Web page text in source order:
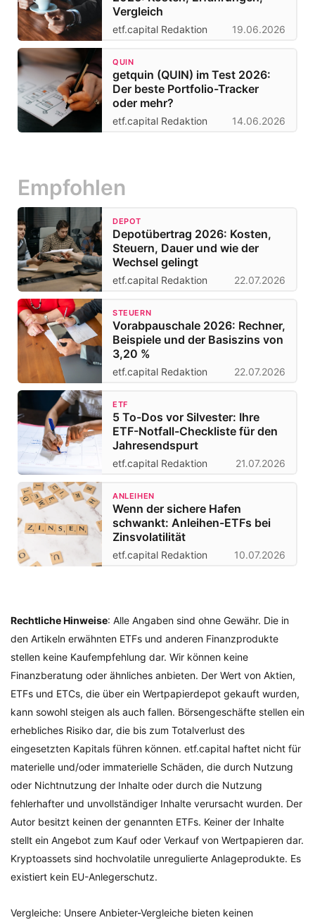
Vergleich
etf.capital Redaktion 19.06.2026
QUIN
getquin (QUIN) im Test 2026:
Der beste Portfolio-Tracker
oder mehr?
etf.capital Redaktion 14.06.2026
Empfohlen
DEPOT
Depotübertrag 2026: Kosten,
Steuern, Dauer und wie der
Wechsel gelingt
etf.capital Redaktion 22.07.2026
STEUERN
Vorabpauschale 2026: Rechner,
Beispiele und der Basiszins von
3,20 %
etf.capital Redaktion 22.07.2026
ETF
5 To-Dos vor Silvester: Ihre
ETF-Notfall-Checkliste für den
Jahresendspurt
etf.capital Redaktion 21.07.2026
ANLEIHEN
Wenn der sichere Hafen
schwankt: Anleihen-ETFs bei
Zinsvolatilität
etf.capital Redaktion 10.07.2026
Rechtliche Hinweise: Alle Angaben sind ohne Gewähr. Die in
den Artikeln erwähnten ETFs und anderen Finanzprodukte
stellen keine Kaufempfehlung dar. Wir können keine
Finanzberatung oder ähnliches anbieten. Der Wert von Aktien,
ETFs und ETCs, die über ein Wertpapierdepot gekauft wurden,
kann sowohl steigen als auch fallen. Börsengeschäfte stellen ein
erhebliches Risiko dar, die bis zum Totalverlust des
eingesetzten Kapitals führen können. etf.capital haftet nicht für
materielle und/oder immaterielle Schäden, die durch Nutzung
oder Nichtnutzung der Inhalte oder durch die Nutzung
fehlerhafter und unvollständiger Inhalte verursacht wurden. Der
Autor besitzt keinen der genannten ETFs. Keiner der Inhalte
stellt ein Angebot zum Kauf oder Verkauf von Wertpapieren dar.
Kryptoassets sind hochvolatile unregulierte Anlageprodukte. Es
existiert kein EU-Anlegerschutz.
Vergleiche: Unsere Anbieter-Vergleiche bieten keinen